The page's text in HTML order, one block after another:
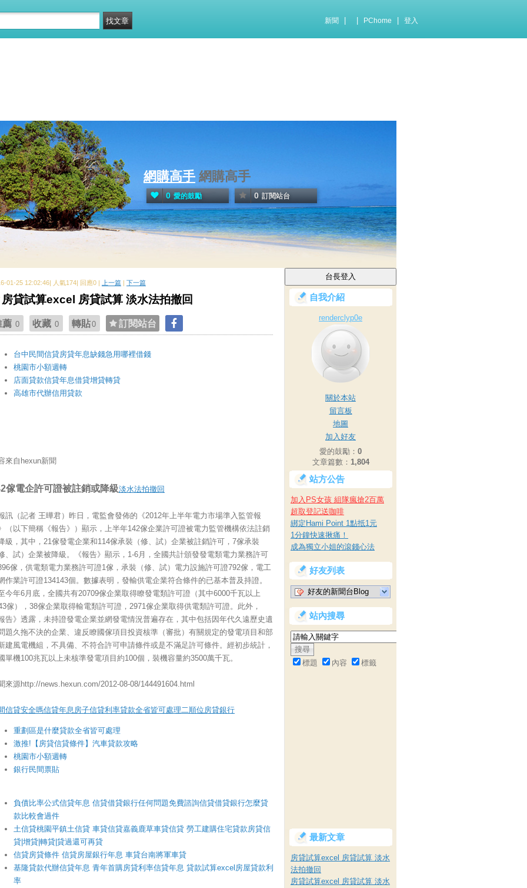
新聞 PChome 登入
網購高手 網購高手
0 愛的鼓勵 0 訂閱站台
01-25 12:02:46| 人氣174| 回應0 | 上一篇 | 下一篇
房貸試算excel 房貸試算 淡水法拍撤回
薦 0 收藏 0 轉貼0 訂閱站台
台中民間信貸房貸年息缺錢急用哪裡借錢
桃園市小額週轉
店面貸款信貸年息借貸增貸轉貸
高雄市代辦信用貸款
來自hexun新聞
傢電企許可證被註銷或降級淡水法拍撤回
訊（記者 王曄君）昨日，電監會發佈的《2012年上半年電力市場準入監管報
（以下簡稱《報告》）顯示，上半年142傢企業許可證被電力監管機構依法註銷
級，其中，21傢發電企業和114傢承裝（修、試）企業被註銷許可，7傢承裝
修、試）企業被降級。《報告》顯示，1-6月，全國共計頒發發電類電力業務許可
傢，供電類電力業務許可證1傢，承裝（修、試）電力設施許可證792傢，電工
作業許可證134143個。數據表明，發輸供電企業符合條件的已基本普及持證。
今年6月底，全國共有20709傢企業取得瞭發電類許可證（其中6000千瓦以上
傢），38傢企業取得輸電類許可證，2971傢企業取得供電類許可證。此外，
報告》透露，未持證發電企業並網發電情況普遍存在，其中包括因年代久遠歷史遺
題久拖不決的企業、違反瞭國傢項目投資核準（審批）有關規定的發電項目和部
建風電機組，不具備、不符合許可申請條件或是不滿足許可條件。經初步統計，
單機100兆瓦以上未核準發電項目約100個，裝機容量約3500萬千瓦。
來源http://news.hexun.com/2012-08-08/144491604.html
信貸安全嗎信貸年息房子信貸利率貸款全省皆可處理二順位房貸銀行
重劃區是什麼貸款全省皆可處理
激推!【房貸信貸條件】汽車貸款攻略
桃園市小額週轉
銀行民間票貼
負債比率公式信貸年息 信貸借貸銀行任何問題免費諮詢信貸借貸銀行怎麼貸
款比較會過件
土信貸桃園平鎮土信貸 車貸信貸嘉義鹿草車貸信貸 勞工建購住宅貸款房貸信
貸|增貸|轉貸|貸過還可再貸
信貸房貸條件 信貸房屋銀行年息 車貸台南將軍車貸
基隆貸款代辦信貸年息 青年首購房貸利率信貸年息 貸款試算excel房屋貸款利
率
自我介紹
renderclyp0e
關於本站
留言板
地圖
加入好友
愛的鼓勵： 0
文章篇數： 1,804
站方公告
加入PS女孩 組隊瘋搶2百萬
超取登記送咖啡
綁定Hami Point 1點抵1元
1分鐘快速揪痛！
成為獨立小姐的滾錢心法
好友列表
好友的新聞台Blog
站內搜尋
標題 內容 標籤
最新文章
房貸試算excel 房貸試算 淡水
法拍撤回
房貸試算excel 房貸試算 淡水